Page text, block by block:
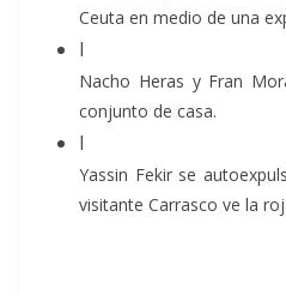
Ceuta en medio de una
Nacho Heras y Fran
conjunto de casa.
Yassin Fekir se
visitante Carrasco ve la